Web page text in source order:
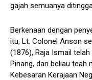
gajah semuanya
Berkenaan dengan
itu, Lt. Colonel Anson
(1876), Raja Ismail
Pinang, dan beliau teah
Kebesaran Kerajaan